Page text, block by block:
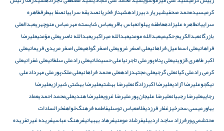
کرمیسیدمحمد صحفیشهریار دبیرزادهشهناز فخریانصدیقه سراییانصفا بیطرفطاهره
سراییانطاهره علیزادهعاطفه پهلوانعباس باقریعباس شایسته مهرعباس منوچهریعبدالعلی
بازرگانعبدالکریم حکیمیعبدالله مومنیعبدالله میراکبریعبدالله ناصریعلى مؤمنىعليرضا
فراهانیعلی اسماعیل فراهانیعلی اصغر غرویعلی اصغر گواهیعلی اصغر مریدی فریمانیعلی
اکبر طاهری قزوینیعلی پناه‌پورعلی تاجرنیاعلی حسینخانیعلی رادعلی سلطانیعلی غفرانیعلی
کرمی رادعلی کیانعلی گرجیعلی مجتهدزادهعلی محمد فراهانیعلی ملک‌پورعلی مهردادعلی
نیکجوعلیرضا آزادیعلیرضا اکبرزادگانعلیرضا بهشتیعلیرضا بهشتی شیرازیعلیرضا
رجاییعلیرضا رجبیانعلیرضا علیجان‌پورعلیرضا غرویعلیرضا هندیعلی‌محمد احمدیعماد
بهاورعیسی سحرخیزغفار فرزدیغلامعباس توسلیفاطمه فرهنگ‌خواهفخرالسادات
محتشمی‌پورفرزاد ساجد اردبیلیفرشاد مومنیفرهاد بهبهانیفرهنگ عباسیفریده غیرتفریده